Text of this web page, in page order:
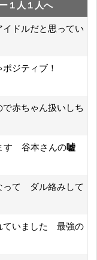
１人１人へ
ドルだと思ってい
ジティブ！
赤ちゃん扱いしち
す 谷本さんの嘘
って ダル絡みして
ていました 最強の